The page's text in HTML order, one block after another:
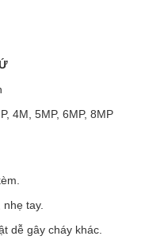
4M, 5MP, 6MP, 8MP
tay.
dễ gây cháy khác.